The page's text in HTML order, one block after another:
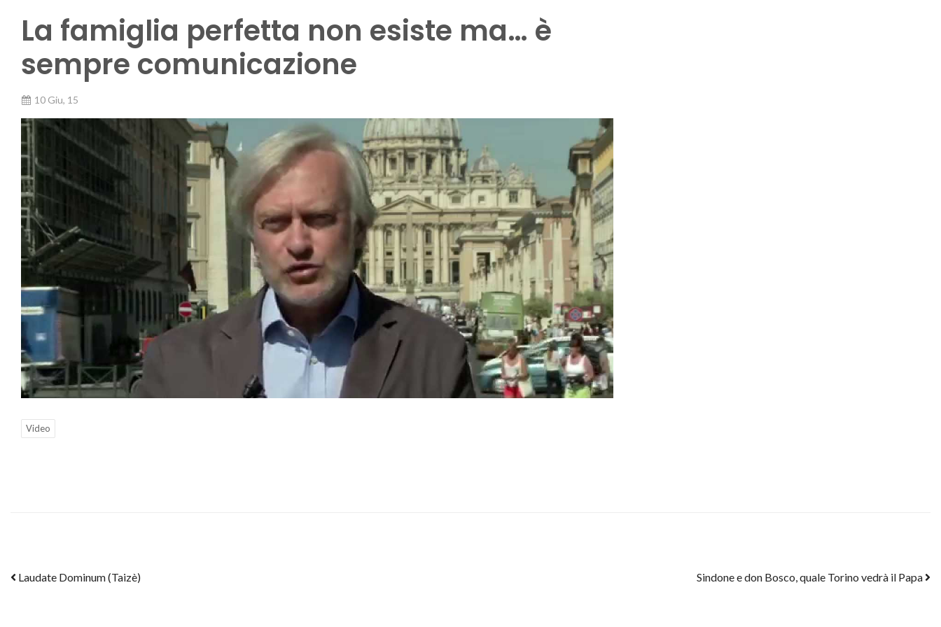
La famiglia perfetta non esiste ma… è
sempre comunicazione
10 Giu, 15
Video
Post navigation
Laudate Dominum (Taizè) Sindone e don Bosco, quale Torino vedrà il Papa